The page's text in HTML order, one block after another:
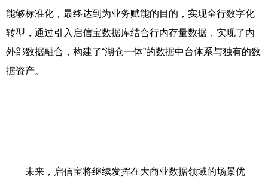
能够标准化，最终达到为业务赋能的目的，实现全行数字化
转型，通过引入启信宝数据库结合行内存量数据，实现了内
外部数据融合，构建了“湖仓一体”的数据中台体系与独有的数
据资产。
未来，启信宝将继续发挥在大商业数据领域的场景优